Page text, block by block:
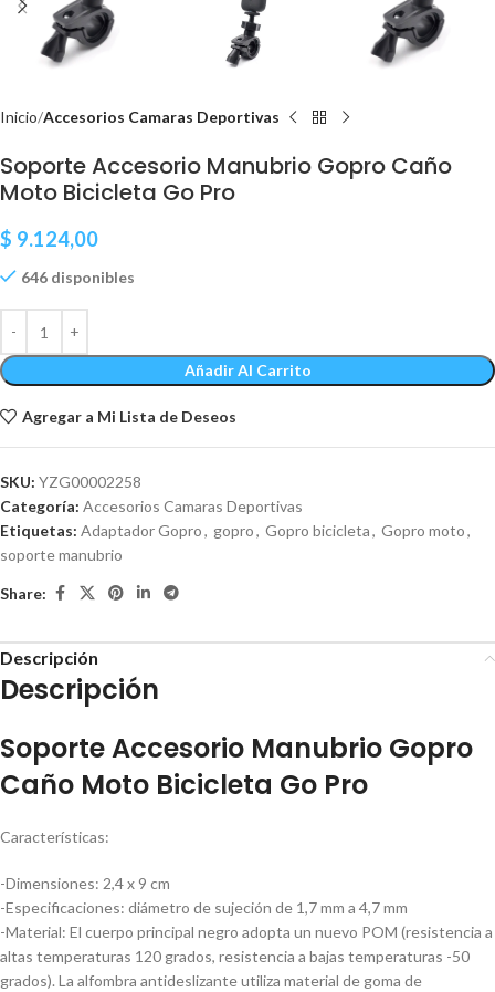
Inicio Accesorios Camaras Deportivas
Soporte Accesorio Manubrio Gopro Caño
Moto Bicicleta Go Pro
$ 9.124,00
646 disponibles
Añadir Al Carrito
Agregar a Mi Lista de Deseos
SKU: YZG00002258
Categoría: Accesorios Camaras Deportivas
Etiquetas: Adaptador Gopro, gopro, Gopro bicicleta, Gopro moto,
soporte manubrio
Share:
Descripción
Descripción
Soporte Accesorio Manubrio Gopro
Caño Moto Bicicleta Go Pro
Características:
-Dimensiones: 2,4 x 9 cm
-Especificaciones: diámetro de sujeción de 1,7 mm a 4,7 mm
-Material: El cuerpo principal negro adopta un nuevo POM (resistencia a
altas temperaturas 120 grados, resistencia a bajas temperaturas -50
grados). La alfombra antideslizante utiliza material de goma de